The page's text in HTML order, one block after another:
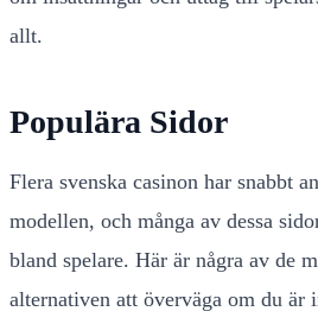
allt.
Populära Sidor
Flera svenska casinon har snabbt
modellen, och många av dessa
bland spelare. Här är några av de
alternativen att överväga om du är